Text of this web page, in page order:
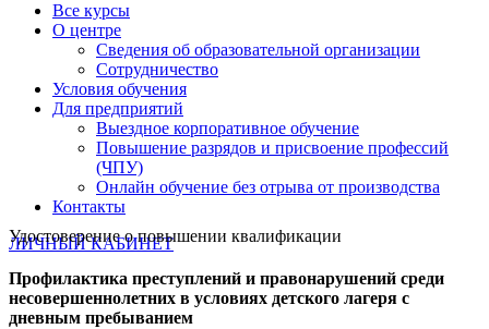
Все курсы
О центре
Сведения об образовательной организации
Сотрудничество
Условия обучения
Для предприятий
Выездное корпоративное обучение
Повышение разрядов и присвоение профессий
(ЧПУ)
Онлайн обучение без отрыва от производства
Контакты
ЛИЧНЫЙ КАБИНЕТ
Удостоверение о повышении квалификации
Профилактика преступлений и правонарушений среди
несовершеннолетних в условиях детского лагеря с
дневным пребыванием